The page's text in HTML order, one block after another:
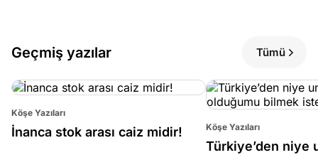
Geçmiş yazılar Tümü
Köşe Yazıları
İnanca stok arası caiz midir! Köşe Yazıları
Türkiye’den niye